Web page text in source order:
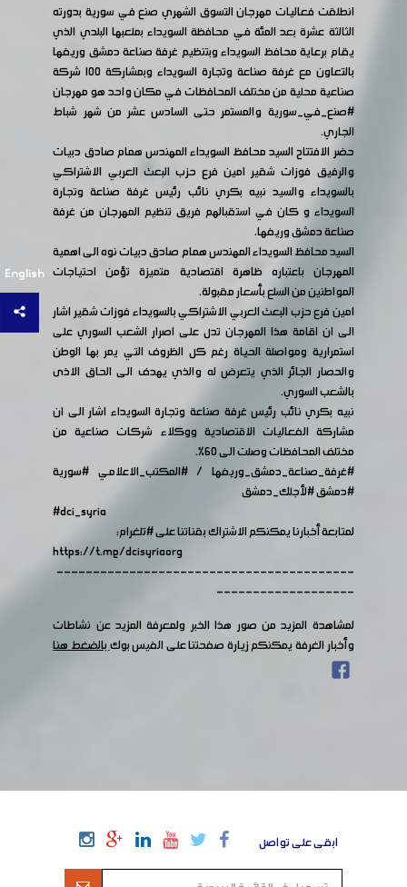
English
انطلقت فعاليات مهرجان التسوق الشهري صنع في سورية بدورته
الثالثة عشرة بعد المئة في محافظة السويداء بملعبها البلدي الذي
يقام برعاية محافظ السويداء وبتنظيم غرفة صناعة دمشق وريفها
بالتعاون مع غرفة صناعة وتجارة السويداء وبمشاركة ١٠٠ شركة
صناعية محلية من مختلف المحافظات في مكان واحد هو مهرجان
#صنع_في_سورية والمستمر حتى السادس عشر من شهر شباط
الجاري.
حضر الافتتاح السيد محافظ السويداء المهندس همام صادق دبيات
والرفيق فوزات شقير امين فرع حزب البعث العربي الاشتراكي
بالسويداء والسيد نبيه بكري نائب رئيس غرفة صناعة وتجارة
السويداء و كان في استقبالهم فريق تنظيم المهرجان من غرفة
صناعة دمشق وريفها.
السيد محافظ السويداء المهندس همام صادق دبيات نوه الى اهمية
المهرجان باعتباره ظاهرة اقتصادية متميزة تؤمن احتياجات
المواطنين من السلع بأسعار مقبولة.
امين فرع حزب البعث العربي الاشتراكي بالسويداء فوزات شقير اشار
الى ان اقامة هذا المهرجان تدل على اصرار الشعب السوري على
استمرارية ومواصلة الحياة رغم كل الظروف التي يمر بها الوطن
والحصار الجائر الذي يتعرض له والذي يهدف الى الحاق الاذى
بالشعب السوري.
نبيه بكري نائب رئيس غرفة صناعة وتجارة السويداء اشار الى ان
مشاركة الفعاليات الاقتصادية ووكلاء شركات صناعية من
مختلف المحافظات وصلت الى ٦٠%.
#غرفة_صناعة_دمشق_وريفها /#المكتب_الاعلامي #سورية
#دمشق#لأجلك_دمشق
#dci_syria
لمتابعة أخبارنا يمكنكم الاشتراك بقناتنا على#تلغرام:
https://t.me/dcisyriaorg
-----------------------------------------
-------------------
لمشاهدة المزيد من صور هذا الخبر ولمعرفة المزيد عن نشاطات
وأخبار الغرفة يمكنكم زيارة صفحتنا على الفيس بوكبالضغط هنا
ابقى على تواصل